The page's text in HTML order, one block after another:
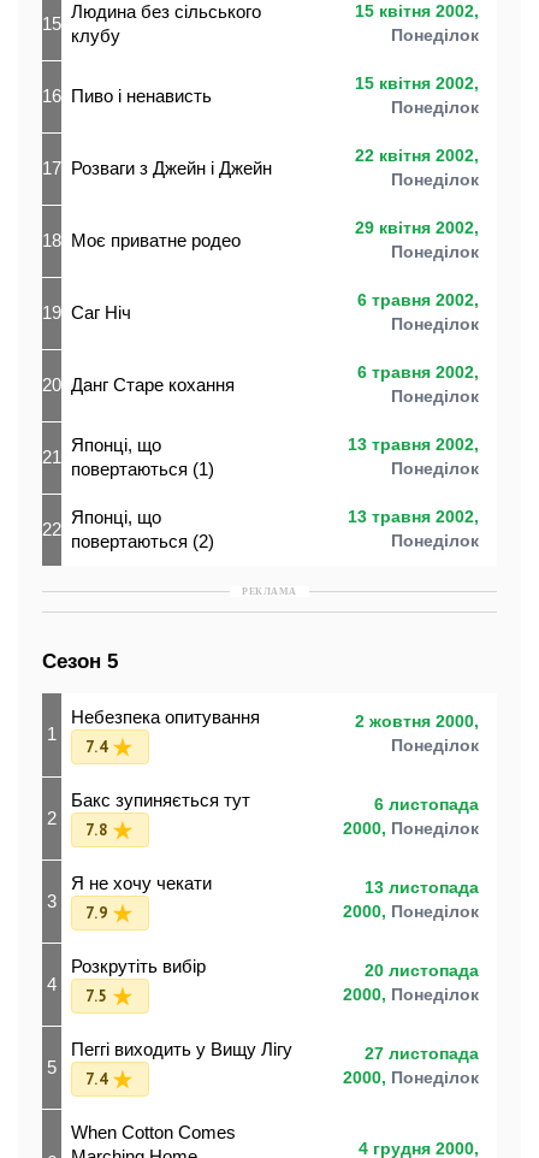
15
Людина без сільського
клубу
15 квітня 2002,
Понеділок
16 Пиво і ненависть
15 квітня 2002,
Понеділок
17 Розваги з Джейн і Джейн
22 квітня 2002,
Понеділок
18 Моє приватне родео
29 квітня 2002,
Понеділок
19 Саг Ніч
6 травня 2002,
Понеділок
20 Данг Старе кохання
6 травня 2002,
Понеділок
21
Японці, що
повертаються (1)
13 травня 2002,
Понеділок
22
Японці, що
повертаються (2)
13 травня 2002,
Понеділок
РЕКЛАМА
Сезон 5
1
Небезпека опитування
7.4
2 жовтня 2000,
Понеділок
2
Бакс зупиняється тут
7.8
6 листопада
2000, Понеділок
3
Я не хочу чекати
7.9
13 листопада
2000, Понеділок
4
Розкрутіть вибір
7.5
20 листопада
2000, Понеділок
5
Пеггі виходить у Вищу Лігу
7.4
27 листопада
2000, Понеділок
When Cotton Comes
4 грудня 2000,